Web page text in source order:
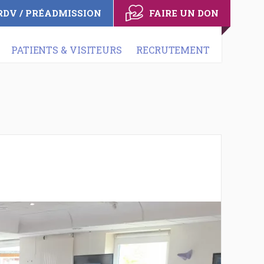
/ PRÉADMISSION FAIRE UN DON
PATIENTS & VISITEURS RECRUTEMENT